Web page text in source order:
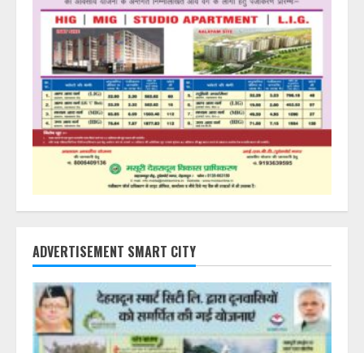
ADVERTISEMENT SMART CITY